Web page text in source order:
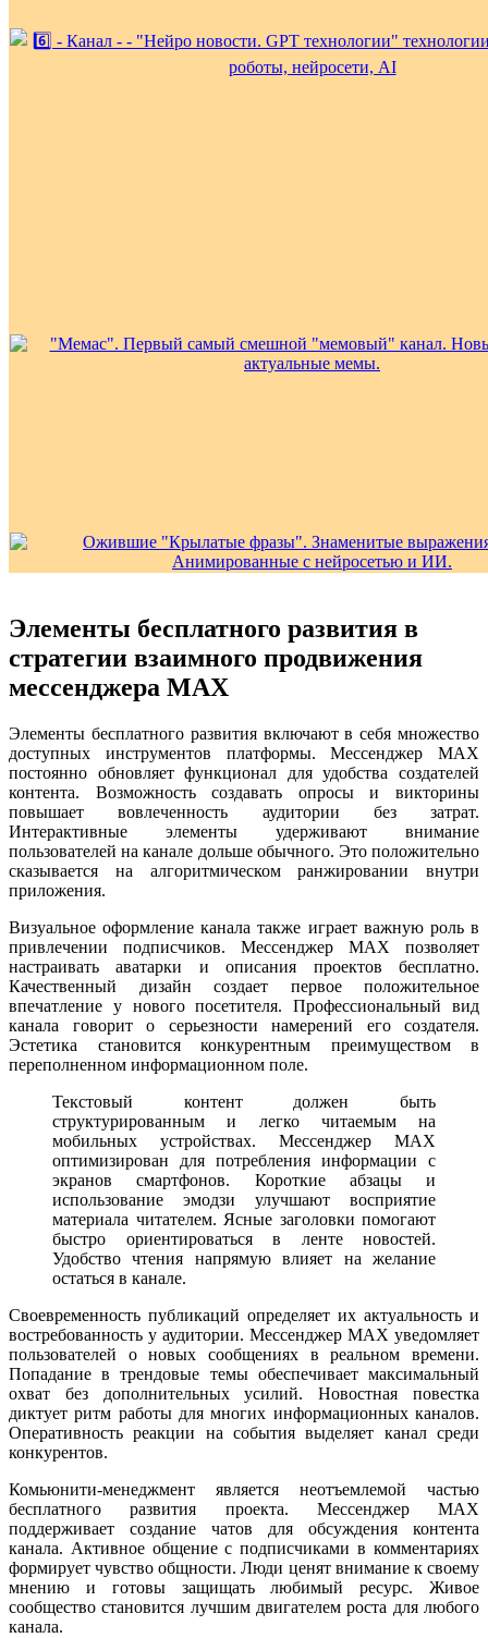
Элементы бесплатного развития в
стратегии взаимного продвижения
мессенджера MAX
Элементы бесплатного развития включают в себя множество
доступных инструментов платформы. Мессенджер MAX
постоянно обновляет функционал для удобства создателей
контента. Возможность создавать опросы и викторины
повышает вовлеченность аудитории без затрат.
Интерактивные элементы удерживают внимание
пользователей на канале дольше обычного. Это положительно
сказывается на алгоритмическом ранжировании внутри
приложения.
Визуальное оформление канала также играет важную роль в
привлечении подписчиков. Мессенджер MAX позволяет
настраивать аватарки и описания проектов бесплатно.
Качественный дизайн создает первое положительное
впечатление у нового посетителя. Профессиональный вид
канала говорит о серьезности намерений его создателя.
Эстетика становится конкурентным преимуществом в
переполненном информационном поле.
Текстовый контент должен быть
структурированным и легко читаемым на
мобильных устройствах. Мессенджер MAX
оптимизирован для потребления информации с
экранов смартфонов. Короткие абзацы и
использование эмодзи улучшают восприятие
материала читателем. Ясные заголовки помогают
быстро ориентироваться в ленте новостей.
Удобство чтения напрямую влияет на желание
остаться в канале.
Своевременность публикаций определяет их актуальность и
востребованность у аудитории. Мессенджер MAX уведомляет
пользователей о новых сообщениях в реальном времени.
Попадание в трендовые темы обеспечивает максимальный
охват без дополнительных усилий. Новостная повестка
диктует ритм работы для многих информационных каналов.
Оперативность реакции на события выделяет канал среди
конкурентов.
Комьюнити-менеджмент является неотъемлемой частью
бесплатного развития проекта. Мессенджер MAX
поддерживает создание чатов для обсуждения контента
канала. Активное общение с подписчиками в комментариях
формирует чувство общности. Люди ценят внимание к своему
мнению и готовы защищать любимый ресурс. Живое
сообщество становится лучшим двигателем роста для любого
канала.